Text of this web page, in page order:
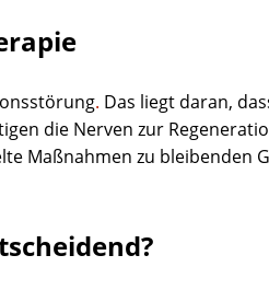
. Das liegt daran,
die Nerven zur
Maßnahmen zu